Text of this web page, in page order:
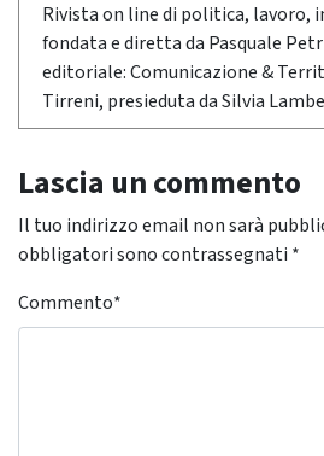
Rivista on line di politica, lavoro,
fondata e diretta da Pasquale
editoriale: Comunicazione &
Tirreni, presieduta da Silvia
Lascia un commento
Il tuo indirizzo email non sarà
obbligatori sono contrassegnati *
Commento*